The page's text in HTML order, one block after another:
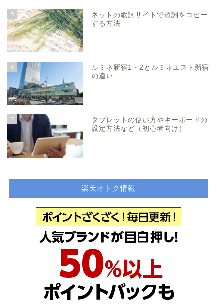
5
ネットの歌詞サイトで歌詞をコピー
する方法
6
ルミネ新宿1・2とルミネエスト新宿
の違い
7
タブレットの使い方やキーボードの
設定方法など（初心者向け）
楽天オトク情報